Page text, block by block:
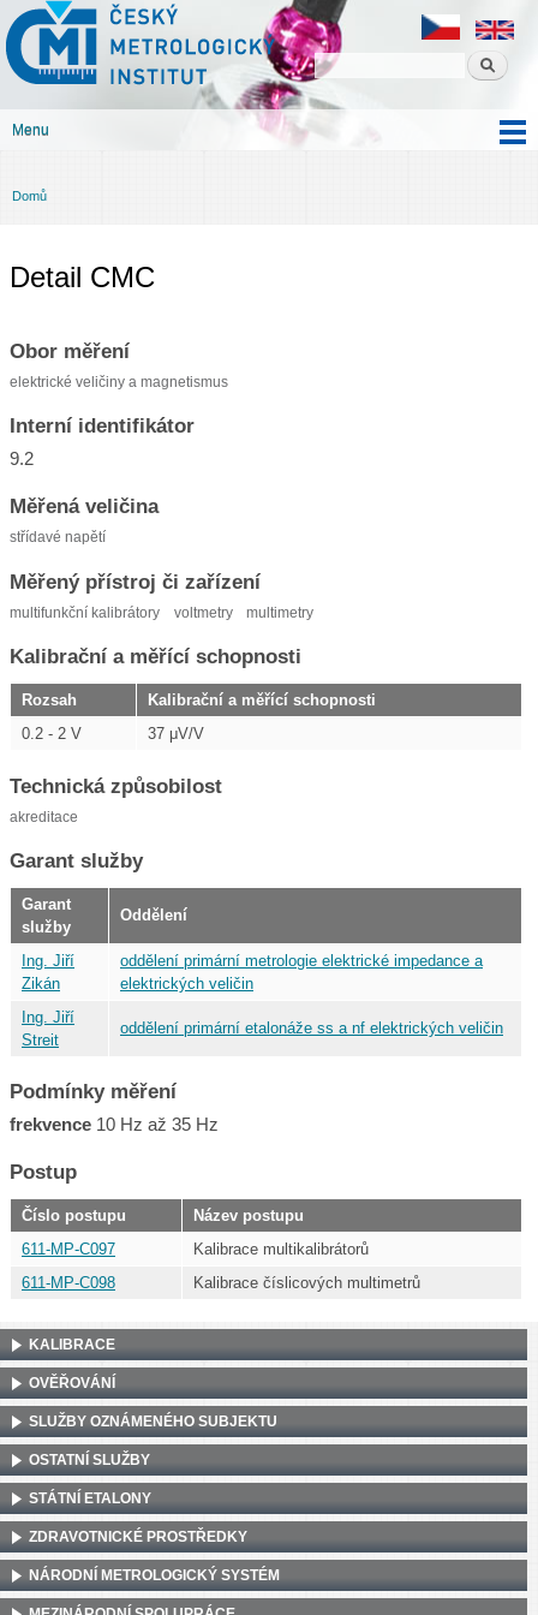
obsahu
Český
metrologický
institut
Menu
Jste zde
Domů
Detail CMC
Obor měření
elektrické veličiny a magnetismus
Interní identifikátor
9.2
Měřená veličina
střídavé napětí
Měřený přístroj či zařízení
multifunkční kalibrátory voltmetry multimetry
Kalibrační a měřící schopnosti
Rozsah
Kalibrační a měřící schopnosti
0.2 - 2 V
37 μV/V
Technická způsobilost
akreditace
Garant služby
Garant
služby
Oddělení
Ing. Jiří
Zikán
oddělení primární metrologie elektrické impedance a
elektrických veličin
Ing. Jiří
Streit
oddělení primární etalonáže ss a nf elektrických veličin
Podmínky měření
frekvence 10 Hz až 35 Hz
Postup
Číslo postupu
Název postupu
611-MP-C097
Kalibrace multikalibrátorů
611-MP-C098
Kalibrace číslicových multimetrů
KALIBRACE
OVĚŘOVÁNÍ
SLUŽBY OZNÁMENÉHO SUBJEKTU
OSTATNÍ SLUŽBY
STÁTNÍ ETALONY
ZDRAVOTNICKÉ PROSTŘEDKY
NÁRODNÍ METROLOGICKÝ SYSTÉM